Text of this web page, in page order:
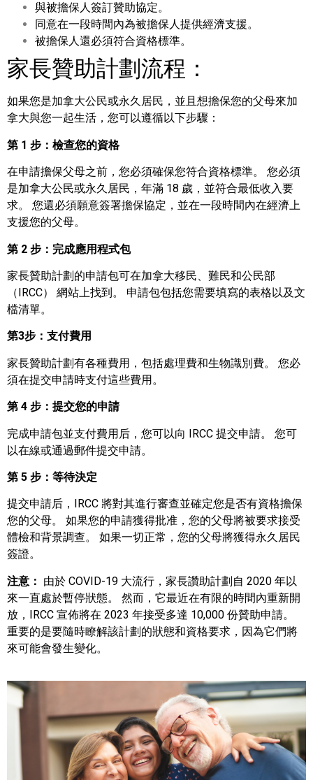
與被擔保人簽訂贊助協定。
同意在一段時間內為被擔保人提供經濟支援。
被擔保人還必須符合資格標準。
家長贊助計劃流程：
如果您是加拿大公民或永久居民，並且想擔保您的父母來加
拿大與您一起生活，您可以遵循以下步驟：
第 1 步：檢查您的資格
在申請擔保父母之前，您必須確保您符合資格標準。 您必須
是加拿大公民或永久居民，年滿 18 歲，並符合最低收入要
求。 您還必須願意簽署擔保協定，並在一段時間內在經濟上
支援您的父母。
第 2 步：完成應用程式包
家長贊助計劃的申請包可在加拿大移民、難民和公民部
（IRCC） 網站上找到。 申請包包括您需要填寫的表格以及文
檔清單。
第3步： 支付費用
家長贊助計劃有各種費用，包括處理費和生物識別費。 您必
須在提交申請時支付這些費用。
第 4 步：提交您的申請
完成申請包並支付費用后，您可以向 IRCC 提交申請。 您可
以在線或通過郵件提交申請。
第 5 步：等待決定
提交申請后，IRCC 將對其進行審查並確定您是否有資格擔保
您的父母。 如果您的申請獲得批准，您的父母將被要求接受
體檢和背景調查。 如果一切正常，您的父母將獲得永久居民
簽證。
注意： 由於 COVID-19 大流行，家長讚助計劃自 2020 年以
來一直處於暫停狀態。 然而，它最近在有限的時間內重新開
放，IRCC 宣佈將在 2023 年接受多達 10,000 份贊助申請。
重要的是要隨時瞭解該計劃的狀態和資格要求，因為它們將
來可能會發生變化。